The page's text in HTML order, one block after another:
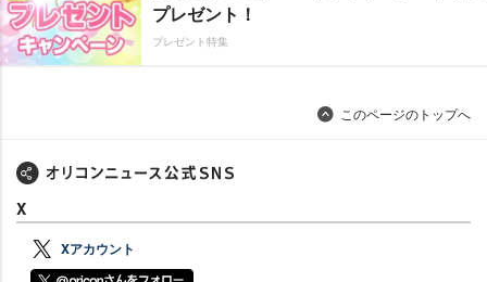
プレゼント！
プレゼント特集
このページのトップへ
X
Xアカウント